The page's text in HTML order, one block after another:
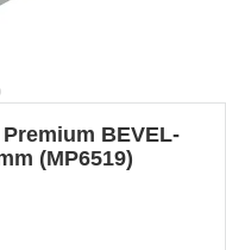
BEVEL-
(MP6519)